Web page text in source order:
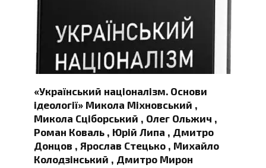
«Український націоналізм. Основи
ідеології» Микола Міхновський ,
Микола Сціборський , Олег Ольжич ,
Роман Коваль , Юрій Липа , Дмитро
Донцов , Ярослав Стецько , Михайло
Колодзінський , Дмитро Мирон